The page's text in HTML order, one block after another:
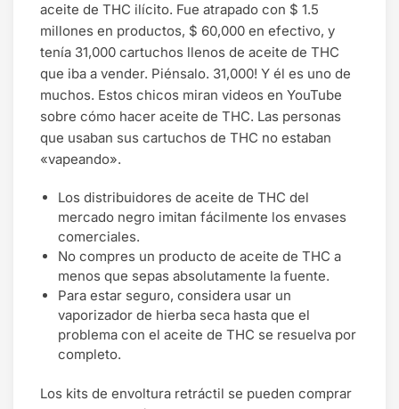
aceite de THC ilícito. Fue atrapado con $ 1.5
millones en productos, $ 60,000 en efectivo, y
tenía 31,000 cartuchos llenos de aceite de THC
que iba a vender. Piénsalo. 31,000! Y él es uno de
muchos. Estos chicos miran videos en YouTube
sobre cómo hacer aceite de THC. Las personas
que usaban sus cartuchos de THC no estaban
«vapeando».
Los distribuidores de aceite de THC del
mercado negro imitan fácilmente los envases
comerciales.
No compres un producto de aceite de THC a
menos que sepas absolutamente la fuente.
Para estar seguro, considera usar un
vaporizador de hierba seca hasta que el
problema con el aceite de THC se resuelva por
completo.
Los kits de envoltura retráctil se pueden comprar